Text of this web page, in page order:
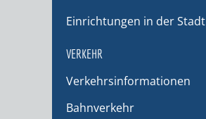
Einrichtungen in der Stadt
VERKEHR
Verkehrsinformationen
Bahnverkehr